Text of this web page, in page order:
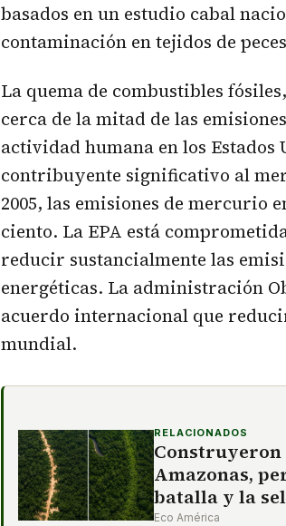
basados en un estudio cabal
contaminación en tejidos de
La quema de combustibles
cerca de la mitad de las
actividad humana en los Estados
contribuyente significativo al
2005, las emisiones de mercurio
ciento. La EPA está
reducir sustancialmente las
energéticas. La administración
acuerdo internacional que
mundial.
RELACIONADOS
Amazonas,
batalla y la
Eco América